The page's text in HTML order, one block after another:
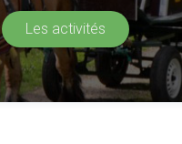
Les activités